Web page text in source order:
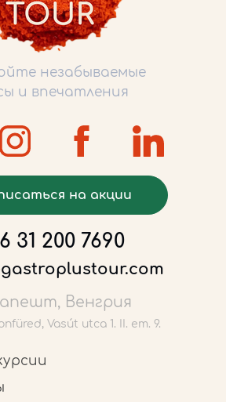
незабываемые
и впечатления
на акции
31 200 7690
Венгрия
Vasút utca 1. II. em. 9.